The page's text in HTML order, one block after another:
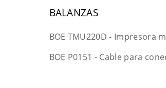
BALANZAS
BOE TMU220D - Impresora
BOE P0151 - Cable para